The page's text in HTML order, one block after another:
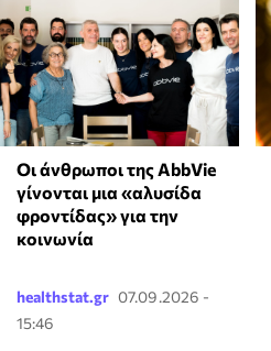
Οι άνθρωποι της AbbVie
γίνονται μια «αλυσίδα
φροντίδας» για την
κοινωνία
healthstat.gr 07.09.2026 -
15:46